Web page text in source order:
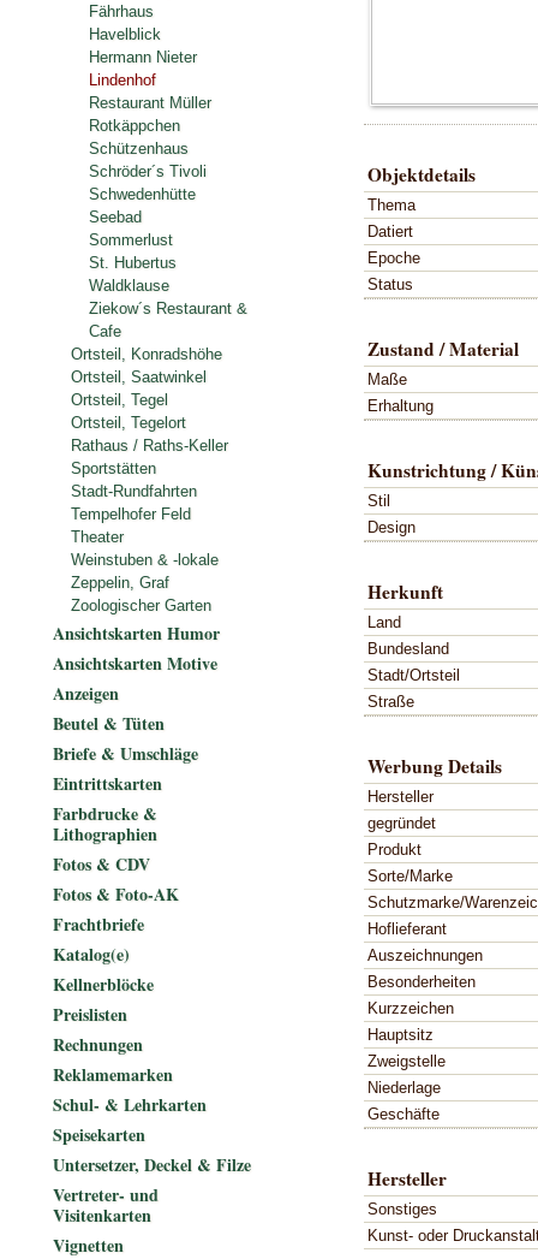
Objektdetails
Thema
Datiert
Epoche
Status
Zustand / Material
Maße
Erhaltung
Kunstrichtung /
Stil
Design
Herkunft
Land
Bundesland
Stadt/Ortsteil
Straße
Werbung Details
Hersteller
gegründet
Produkt
Sorte/Marke
Schutzmarke/
Hoflieferant
Auszeichnungen
Besonderheiten
Kurzzeichen
Hauptsitz
Zweigstelle
Niederlage
Geschäfte
Hersteller
Sonstiges
Kunst- oder
Fährhaus
Havelblick
Hermann Nieter
Lindenhof
Restaurant Müller
Rotkäppchen
Schützenhaus
Schröder´s Tivoli
Schwedenhütte
Seebad
Sommerlust
St. Hubertus
Waldklause
Ziekow´s Restaurant &
Cafe
Ortsteil, Konradshöhe
Ortsteil, Saatwinkel
Ortsteil, Tegel
Ortsteil, Tegelort
Rathaus / Raths-Keller
Sportstätten
Stadt-Rundfahrten
Tempelhofer Feld
Theater
Weinstuben & -lokale
Zeppelin, Graf
Zoologischer Garten
Ansichtskarten Humor
Ansichtskarten Motive
Anzeigen
Beutel & Tüten
Briefe & Umschläge
Eintrittskarten
Farbdrucke &
Lithographien
Fotos & CDV
Fotos & Foto-AK
Frachtbriefe
Katalog(e)
Kellnerblöcke
Preislisten
Rechnungen
Reklamemarken
Schul- & Lehrkarten
Speisekarten
Untersetzer, Deckel & Filze
Vertreter- und
Visitenkarten
Vignetten